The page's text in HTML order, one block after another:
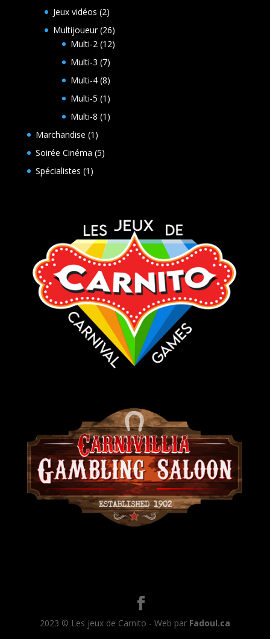
Jeux vidéos 22
produits
Multijoueur 2626
produits
Multi-2 1212
Multi-3 77
produits
Multi-4 88
produits
Multi-5 1 1
produit
Multi-8 1 1
Marchandise 1 1
produit
Soirée Cinéma 55
Spécialistes 1 1
2023 © Les jeux de Carnito - Web par Fadoul.ca